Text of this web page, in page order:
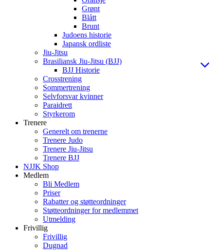
Grønt
Blått
Brunt
Judoens historie
Japansk ordliste
Jiu-Jitsu
Brasiliansk Jiu-Jitsu (BJJ)
BJJ Historie
Crosstrening
Sommertrening
Selvforsvar kvinner
Paraidrett
Styrkerom
Trenere
Generelt om trenerne
Trenere Judo
Trenere Jiu-Jitsu
Trenere BJJ
NJJK Shop
Medlem
Bli Medlem
Priser
Rabatter og støtteordninger
Støtteordninger for medlemmet
Utmelding
Frivillig
Frivillig
Dugnad